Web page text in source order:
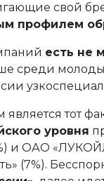
свой
профилем
есть не
среди
тот
уровня
и ОАО
(7%).